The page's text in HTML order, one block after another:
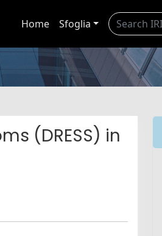
Home Sfoglia
(DRESS) in